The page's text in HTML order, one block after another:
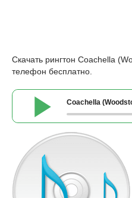
Скачать рингтон Coachella
телефон бесплатно.
Coachella